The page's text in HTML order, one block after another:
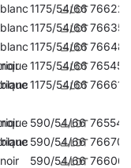
blanc1175/54/66766220
blanc1175/54/66766350
blanc1175/54/66766480
noir 1175/54/66765452
blanc1175/54/66766619
noir 590/54/66 765544
blanc 590/54/66 766701
noir 590/54/66 766060